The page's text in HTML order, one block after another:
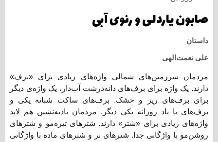
صابون یاردلی و رنوی آبی
داستان
علی نعمت‌الهی
مردمان سرزمین‌های شمالی واژه‌های زیادی برای «برف»
دارند. یک واژه برای برف‌های دانه‌درشت آب‌دار، یک واژه‌ی دیگر
برای برف‌های ریز و خشک. برف‌های ساکت شبانه یکی و
برف‌های با باد روزانه یکی دیگر. مردمان بادیه‌نشین هم لابد
واژه‌های زیادی برای «شتر» دارند. شترهای تیره‌مو و شترهای
روشن‌مو با واژگانی جدا. شترهای نر و شترهای ماده با واژگانی